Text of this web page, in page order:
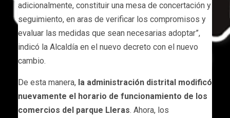
adicionalmente, constituir una mesa de concertación y
seguimiento, en aras de verificar los compromisos y
evaluar las medidas que sean necesarias adoptar”,
indicó la Alcaldía en el nuevo decreto con el nuevo
cambio.
De esta manera, la administración distrital modificó
nuevamente el horario de funcionamiento de los
comercios del parque Lleras. Ahora, los